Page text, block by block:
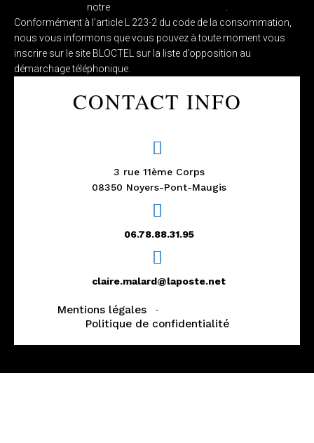
CONTACT INFO
3 rue 11ème Corps
08350 Noyers-Pont-Maugis
06.78.88.31.95
claire.malard@laposte.net
Mentions légales -
Politique de confidentialité
notre
Conformément à l’article L 223-2 du code de la consommation,
nous vous informons que vous pouvez à toute moment vous
inscrire sur le site BLOCTEL sur la liste d’opposition au
démarchage téléphonique.